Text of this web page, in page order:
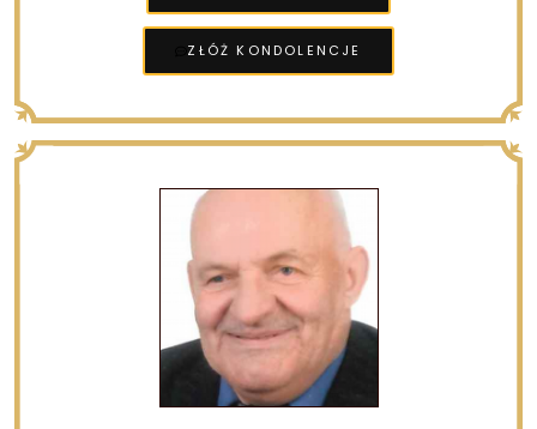
ZŁÓŻ KONDOLENCJE